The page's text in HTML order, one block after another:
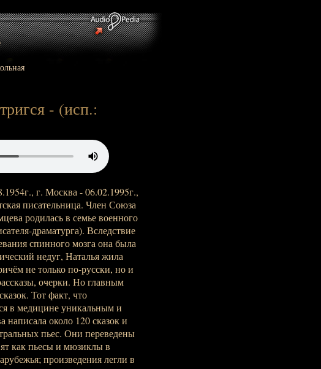
- (исп.:
г. Москва - 06.02.1995г.,
писательница. Член Союза
родилась в семье военного
драматурга). Вследствие
спинного мозга она была
недуг, Наталья жила
не только по-русски, но и
очерки. Но главным
Тот факт, что
в медицине уникальным и
около 120 сказок и
пьес. Они переведены
как пьесы и мюзиклы в
произведения легли в